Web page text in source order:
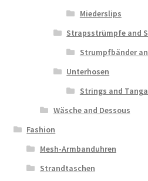
Miederslips
Strapsstrümpfe and
Strumpfbänder
Unterhosen
Strings and
Wäsche and Dessous
Fashion
Mesh-Armbanduhren
Strandtaschen